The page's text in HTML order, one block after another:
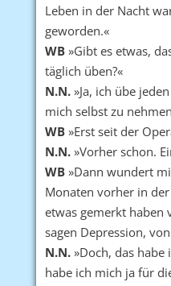
Leben in der Nacht
geworden.«
WB»Gibt es etwas,
täglich üben?«
N.N.»Ja, ich übe
mich selbst zu
WB»Erst seit der
N.N.»Vorher schon.
WB»Dann wundert
Monaten vorher in
etwas gemerkt haben
sagen Depression,
N.N.»Doch, das habe
habe ich mich ja für